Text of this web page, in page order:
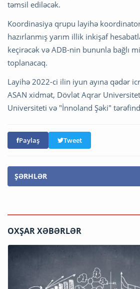
təmsil ediləcək.
Koordinasiya qrupu layihə
hazırlanmış yarım illik inkişaf
keçirəcək və ADB-nin bununla bağlı
toplanacaq.
Layihə 2022-ci ilin iyun ayına qədər
ASAN xidmət, Dövlət Aqrar
Universiteti və "İnnoland Şəki"
Paylaş Tweet
ŞƏRHLƏR
OXŞAR XƏBƏRLƏR